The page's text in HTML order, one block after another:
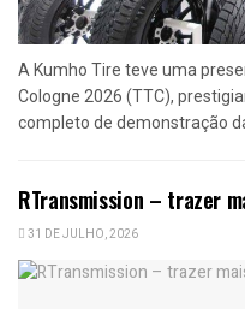
A Kumho Tire teve uma
Cologne 2026 (TTC),
completo de demonstração
RTransmission – trazer
31 DE JULHO, 2026